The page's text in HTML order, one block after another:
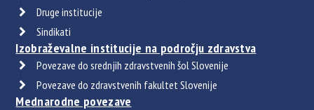
Druge institucije
Sindikati
Izobraževalne institucije na področju zdravstva
Povezave do srednjih zdravstvenih šol Slovenije
Povezave do zdravstvenih fakultet Slovenije
Mednarodne povezave